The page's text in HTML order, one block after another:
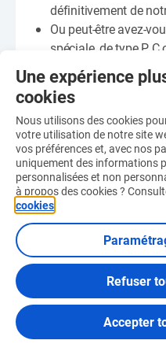
définitivement de
Ou peut-être avez-
spéciale, de type P,
Contactez-nous
notre site.
Une expérience
cookies
Nous utilisons des cookies
votre utilisation de notre site
vos préférences et, avec nos
uniquement des informations
personnalisées et non
à propos des cookies ?
cookies
Refuser
Accepter
© 2026 Loterie Nationale